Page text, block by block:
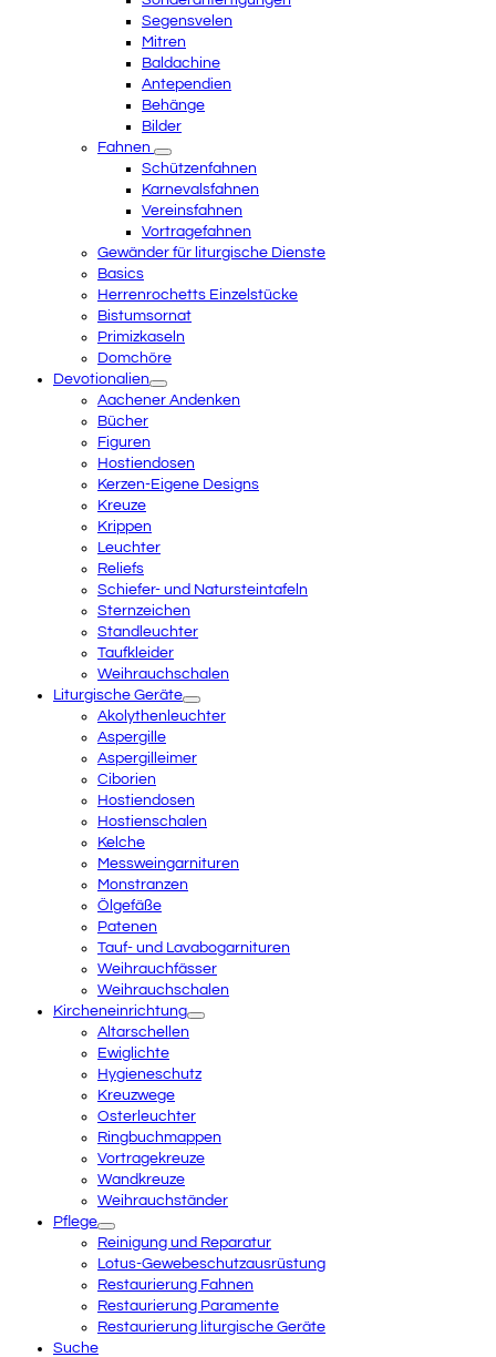
Segensvelen
Mitren
Baldachine
Antependien
Behänge
Bilder
Fahnen
Schützenfahnen
Karnevalsfahnen
Vereinsfahnen
Vortragefahnen
Gewänder für liturgische Dienste
Basics
Herrenrochetts Einzelstücke
Bistumsornat
Primizkaseln
Domchöre
Devotionalien
Aachener Andenken
Bücher
Figuren
Hostiendosen
Kerzen-Eigene Designs
Kreuze
Krippen
Leuchter
Reliefs
Schiefer- und Natursteintafeln
Sternzeichen
Standleuchter
Taufkleider
Weihrauchschalen
Liturgische Geräte
Akolythenleuchter
Aspergille
Aspergilleimer
Ciborien
Hostiendosen
Hostienschalen
Kelche
Messweingarnituren
Monstranzen
Ölgefäße
Patenen
Tauf- und Lavabogarnituren
Weihrauchfässer
Weihrauchschalen
Kircheneinrichtung
Altarschellen
Ewiglichte
Hygieneschutz
Kreuzwege
Osterleuchter
Ringbuchmappen
Vortragekreuze
Wandkreuze
Weihrauchständer
Pflege
Reinigung und Reparatur
Lotus-Gewebeschutzausrüstung
Restaurierung Fahnen
Restaurierung Paramente
Restaurierung liturgische Geräte
Suche